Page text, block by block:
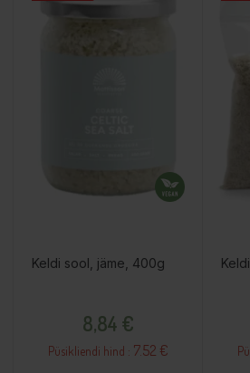
Keldi sool, jäme, 400g
8,84 €
Püsikliendi hind : 7.52 €